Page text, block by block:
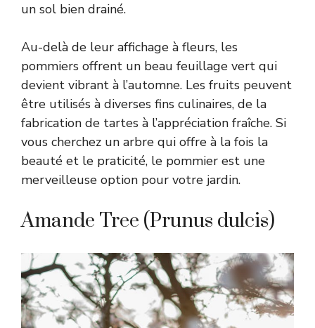
un sol bien drainé.
Au-delà de leur affichage à fleurs, les
pommiers offrent un beau feuillage vert qui
devient vibrant à l’automne. Les fruits peuvent
être utilisés à diverses fins culinaires, de la
fabrication de tartes à l’appréciation fraîche. Si
vous cherchez un arbre qui offre à la fois la
beauté et le praticité, le pommier est une
merveilleuse option pour votre jardin.
Amande Tree (Prunus dulcis)